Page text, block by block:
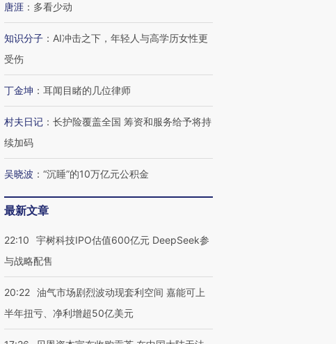
唐涯 ： 多看少动
知识分子 ： AI冲击之下，年轻人与高学历女性更
受伤
丁金坤 ： 耳闻目睹的几位律师
村夫日记 ： 长护险覆盖全国 筹资和服务给予将持
续加码
吴晓波 ： “沉睡”的10万亿元公积金
最新文章
22:10
宇树科技IPO估值600亿元 DeepSeek参
与战略配售
20:22 油气市场剧烈波动现套利空间 嘉能可上
半年扭亏、净利增超50亿美元